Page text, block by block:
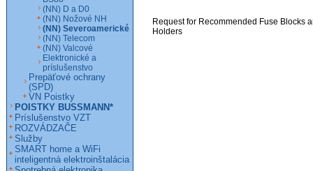
Request for Recommended Fuse Blocks
Holders
(NN) D a D0
(NN) Nožové NH
(NN) Severoamerické
(NN) Telecom
(NN) Valcové
Elektronické a
príslušenstvo
Prepäťové ochrany
(SPD)
VN Poistky
POISTKY BUSSMANN*
Príslušenstvo VZT
ROZVÁDZAČE
Služby
SMART home a WiFi
inteligentná elektroinštalácia